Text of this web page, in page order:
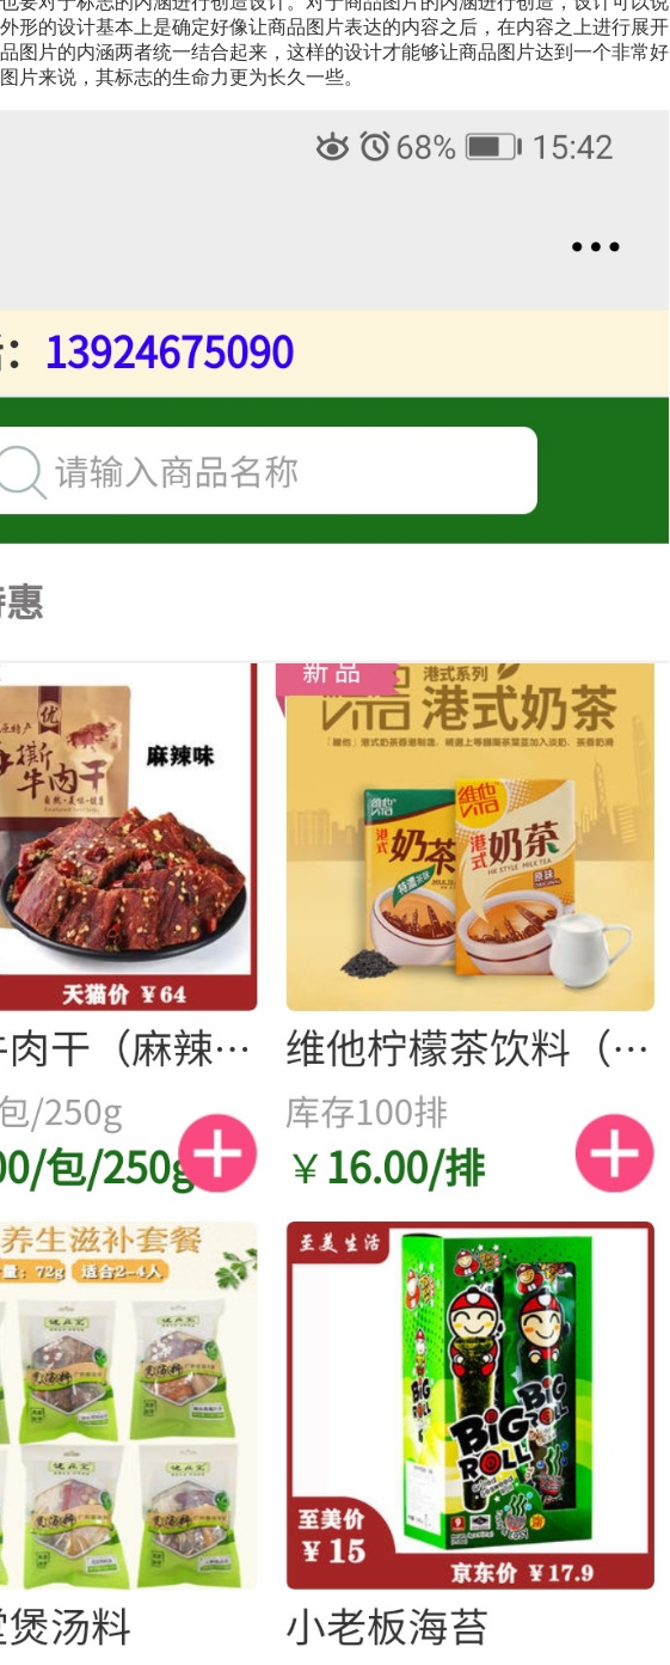
形的设计基本上是确定好像让商品图片表达的内容之后，在内容之上进行展开
图片的内涵两者统一结合起来，这样的设计才能够让商品图片达到一个非常好
片来说，其标志的生命力更为长久一些。